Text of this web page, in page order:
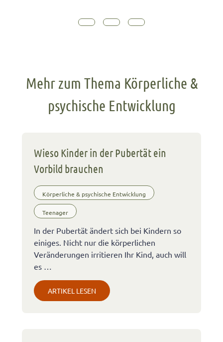
Mehr zum Thema Körperliche &
psychische Entwicklung
Wieso Kinder in der Pubertät ein
Vorbild brauchen
Körperliche & psychische Entwicklung
Teenager
In der Pubertät ändert sich bei Kindern so
einiges. Nicht nur die körperlichen
Veränderungen irritieren Ihr Kind, auch will
es …
ARTIKEL LESEN